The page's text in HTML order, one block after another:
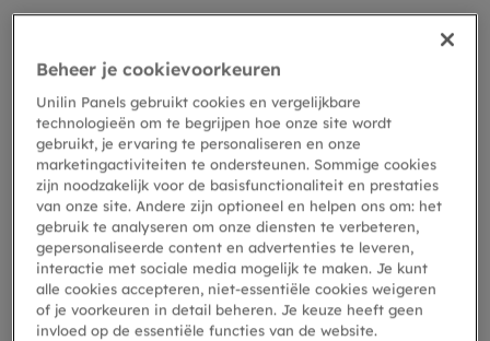
Beheer je cookievoorkeuren
Unilin Panels gebruikt cookies en vergelijkbare
technologieën om te begrijpen hoe onze site wordt
gebruikt, je ervaring te personaliseren en onze
marketingactiviteiten te ondersteunen. Sommige cookies
zijn noodzakelijk voor de basisfunctionaliteit en prestaties
van onze site. Andere zijn optioneel en helpen ons om: het
gebruik te analyseren om onze diensten te verbeteren,
gepersonaliseerde content en advertenties te leveren,
interactie met sociale media mogelijk te maken. Je kunt
alle cookies accepteren, niet-essentiële cookies weigeren
of je voorkeuren in detail beheren. Je keuze heeft geen
invloed op de essentiële functies van de website.